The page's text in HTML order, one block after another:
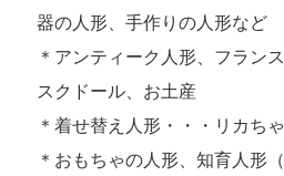
器の人形、手作りの人形など
＊アンティーク人形、フラン
スクドール、お土産
＊着せ替え人形・・・リカち
＊おもちゃの人形、知育人形